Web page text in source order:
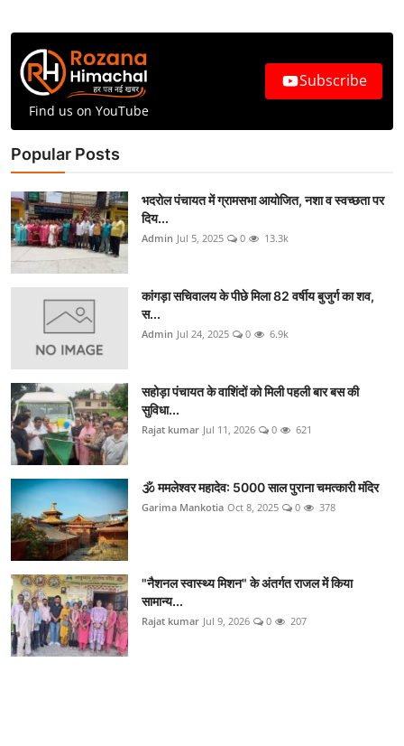
Find us on YouTube
Subscribe
Popular Posts
भदरोल पंचायत में ग्रामसभा आयोजित, नशा व स्वच्छता पर
दिय...
Admin Jul 5, 2025 0 13.3k
कांगड़ा सचिवालय के पीछे मिला 82 वर्षीय बुजुर्ग का शव,
स...
Admin Jul 24, 2025 0 6.9k
सहोड़ा पंचायत के वाशिंदों को मिली पहली बार बस की
सुविधा...
Rajat kumar Jul 11, 2026 0 621
🕉️ ममलेश्वर महादेव: 5000 साल पुराना चमत्कारी मंदिर
Garima Mankotia Oct 8, 2025 0 378
"नैशनल स्वास्थ्य मिशन" के अंतर्गत राजल में किया
सामान्य...
Rajat kumar Jul 9, 2026 0 207